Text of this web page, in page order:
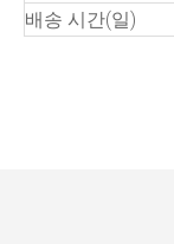
배송 시간(일)